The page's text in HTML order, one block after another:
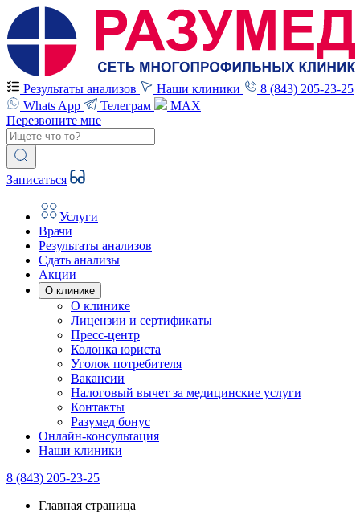
Результаты анализов Наши клиники
8 (843) 205-23-25
Whats App
Телеграм
MAX
Перезвоните мне
Записаться
Услуги
Врачи
Результаты анализов
Сдать анализы
Акции
О клинике
О клинике
Лицензии и сертификаты
Пресс-центр
Колонка юриста
Уголок потребителя
Вакансии
Налоговый вычет за медицинские услуги
Контакты
Разумед бонус
Онлайн-консультация
Наши клиники
8 (843) 205-23-25
Главная страница